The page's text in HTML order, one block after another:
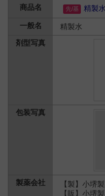
精製
精製水
【製】小堺
【販】小堺